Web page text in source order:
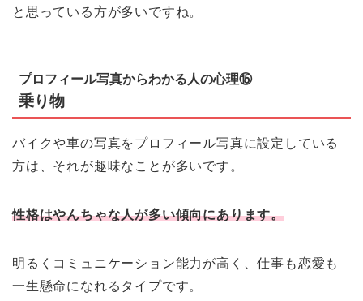
と思っている方が多いですね。
プロフィール写真からわかる人の心理⑮
乗り物
バイクや車の写真をプロフィール写真に設定している
方は、それが趣味なことが多いです。
性格はやんちゃな人が多い傾向にあります。
明るくコミュニケーション能力が高く、仕事も恋愛も
一生懸命になれるタイプです。